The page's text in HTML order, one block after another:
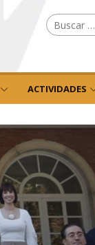
Buscar
por:
ACTIVIDADES